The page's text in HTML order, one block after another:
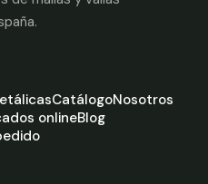
CatálogoNosotros
onlineBlog